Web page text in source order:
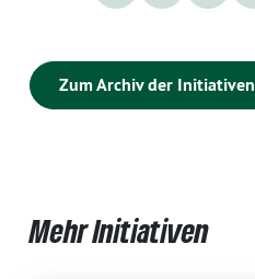
Zum Archiv der Initiativen
Mehr Initiativen